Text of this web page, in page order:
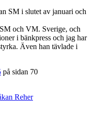
SM i slutet av januari och
och VM. Sverige, och
i bänkpress och jag har
Även han tävlade i
på sidan 70
Reher